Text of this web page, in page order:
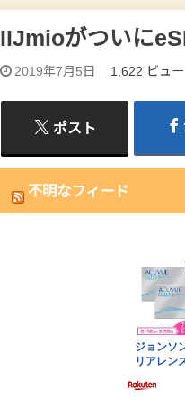
IIJmioがついに
2019年7月5日 1,622 ビュー
ポスト
不明なフィード